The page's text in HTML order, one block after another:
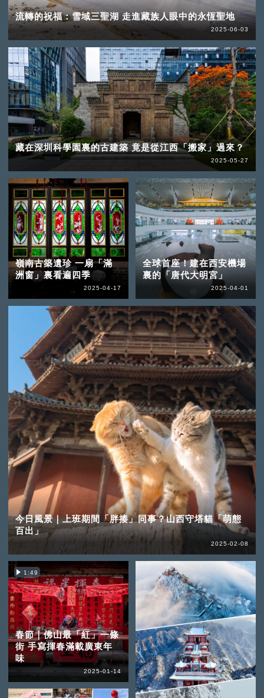
流轉的祝福：雪域三聖湖 走進藏族人眼中的永恆聖地
2025-06-03
藏在深圳科學園裏的古建築 竟是從江西「搬家」過來？
2025-05-27
嶺南古築遺珍 一扇「滿
洲窗」裏看遍四季
2025-04-17
全球首座！建在西安機場
裏的「唐代大明宮」
2025-04-01
今日風景｜上班期間「胖揍」同事？山西守塔貓「萌態
百出」
2025-02-08
1:49
春節｜佛山最「紅」一條
街 手寫揮春滿載廣東年
味
2025-01-14